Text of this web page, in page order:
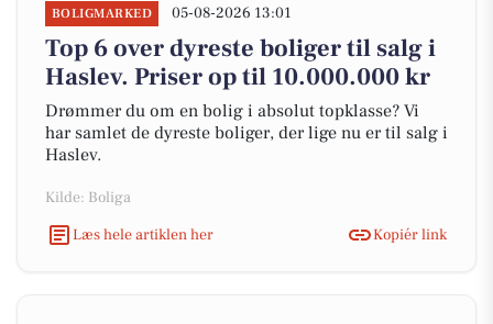
BOLIGMARKED 05-08-2026 13:01
Top 6 over dyreste boliger til salg i
Haslev. Priser op til 10.000.000 kr
Drømmer du om en bolig i absolut topklasse? Vi
har samlet de dyreste boliger, der lige nu er til salg i
Haslev.
Kilde: Boliga
Læs hele artiklen her
Kopiér link